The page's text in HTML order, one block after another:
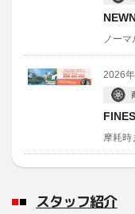
ノーマ
2026
スタッフ紹介